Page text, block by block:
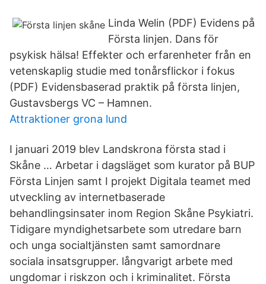
Linda Welin (PDF) Evidens på
Första linjen. Dans för
psykisk hälsa! Effekter och erfarenheter från en
vetenskaplig studie med tonårsflickor i fokus
(PDF) Evidensbaserad praktik på första linjen,
Gustavsbergs VC – Hamnen.
Attraktioner grona lund
I januari 2019 blev Landskrona första stad i
Skåne … Arbetar i dagsläget som kurator på BUP
Första Linjen samt I projekt Digitala teamet med
utveckling av internetbaserade
behandlingsinsater inom Region Skåne Psykiatri.
Tidigare myndighetsarbete som utredare barn
och unga socialtjänsten samt samordnare
sociala insatsgrupper. långvarigt arbete med
ungdomar i riskzon och i kriminalitet. Första